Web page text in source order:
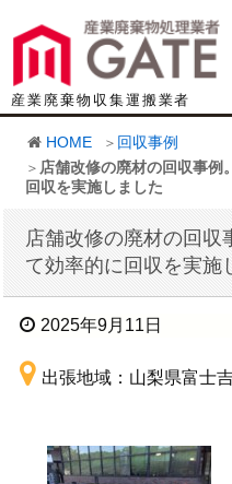
産業廃棄物収集運搬業者
HOME
回収事例
店舗改修の廃材の回収事例
回収を実施しました
店舗改修の廃材の回収
て効率的に回収を実施
2025年9月11日
出張地域：山梨県富士